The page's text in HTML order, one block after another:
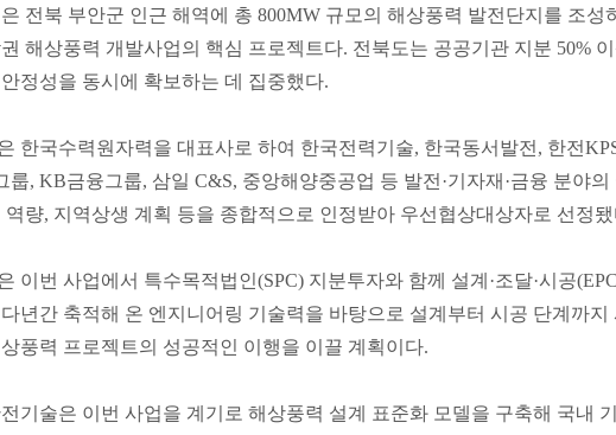
전북 부안군 인근 해역에 총 800MW 규모의 해상풍력 발전단지를 조성
해상풍력 개발사업의 핵심 프로젝트다. 전북도는 공공기관 지분 50%
정성을 동시에 확보하는 데 집중했다.
한국수력원자력을 대표사로 하여 한국전력기술, 한국동서발전, 한전
룹, KB금융그룹, 삼일 C&S, 중앙해양중공업 등 발전·기자재·금융 분야
역량, 지역상생 계획 등을 종합적으로 인정받아 우선협상대상자로 선정됐
이번 사업에서 특수목적법인(SPC) 지분투자와 함께 설계·조달·시공
년간 축적해 온 엔지니어링 기술력을 바탕으로 설계부터 시공 단계까
풍력 프로젝트의 성공적인 이행을 이끌 계획이다.
기술은 이번 사업을 계기로 해상풍력 설계 표준화 모델을 구축해 국내